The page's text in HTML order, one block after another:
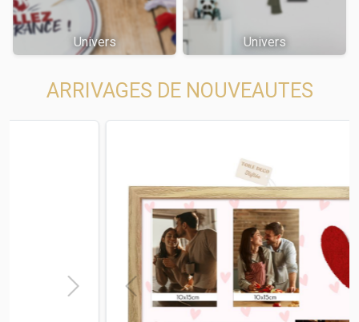
Univers Univers
ARRIVAGES DE NOUVEAUTES
Previous Next